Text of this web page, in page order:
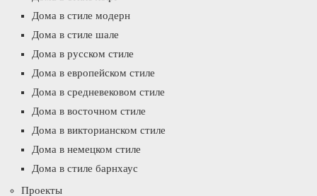
Дома в стиле модерн
Дома в стиле шале
Дома в русском стиле
Дома в европейском стиле
Дома в средневековом стиле
Дома в восточном стиле
Дома в викторианском стиле
Дома в немецком стиле
Дома в стиле барнхаус
Проекты